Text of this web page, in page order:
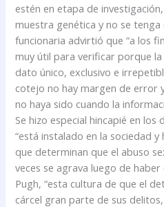
estén en etapa de
muestra genética y no se
funcionaria advirtió que “a los
muy útil para verificar porque
dato único, exclusivo e
cotejo no hay margen de error
no haya sido cuando la
Se hizo especial hincapié en
“está instalado en la sociedad
que determinan que el abuso
veces se agrava luego de
Pugh, “esta cultura de que el
cárcel gran parte de sus